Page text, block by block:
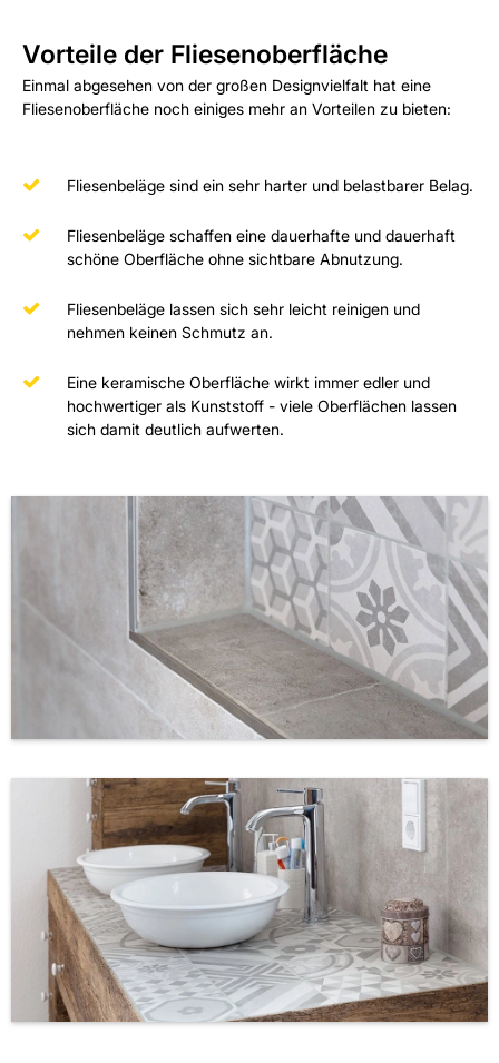
Vorteile der Fliesenoberfläche
Einmal abgesehen von der großen Designvielfalt hat eine
Fliesenoberfläche noch einiges mehr an Vorteilen zu bieten:
Fliesenbeläge sind ein sehr harter und belastbarer Belag.
Fliesenbeläge schaffen eine dauerhafte und dauerhaft
schöne Oberfläche ohne sichtbare Abnutzung.
Fliesenbeläge lassen sich sehr leicht reinigen und
nehmen keinen Schmutz an.
Eine keramische Oberfläche wirkt immer edler und
hochwertiger als Kunststoff - viele Oberflächen lassen
sich damit deutlich aufwerten.